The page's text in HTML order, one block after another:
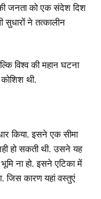
जनता को एक संदेश दिश
ने तत्कालीन
विश्व की महान घटना
थी.
किया. इसने एक सीमा
हो सकती थी. उसने यह
ना हो. इसने एटिका में
जिस कारण यहां वस्तुएं